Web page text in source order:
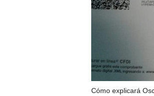
Cómo explicará